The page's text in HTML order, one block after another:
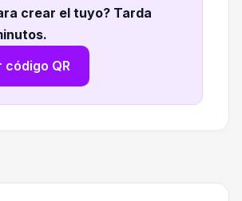
crear el tuyo? Tarda
.
código QR